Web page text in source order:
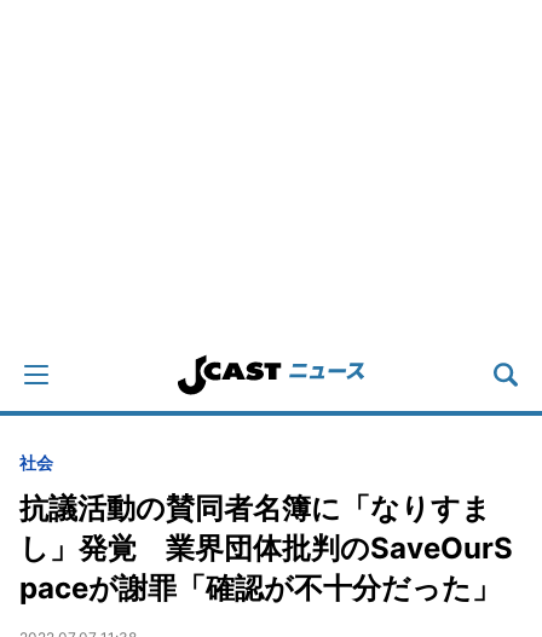
社会
抗議活動の賛同者名簿に「なりすま
し」発覚 業界団体批判のSaveOurS
paceが謝罪「確認が不十分だった」